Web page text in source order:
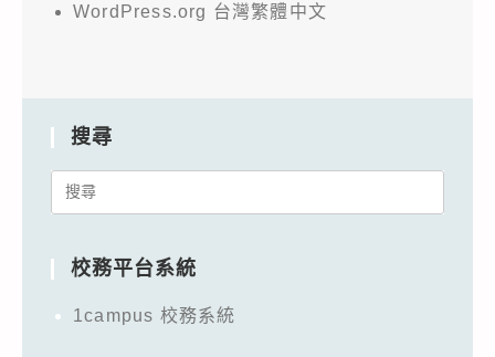
WordPress.org 台灣繁體中文
搜尋
Search
校務平台系統
1campus 校務系統